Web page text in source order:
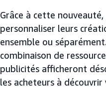
Grâce à cette
personnaliser leurs
ensemble ou
combinaison de
publicités afficheront
les acheteurs à